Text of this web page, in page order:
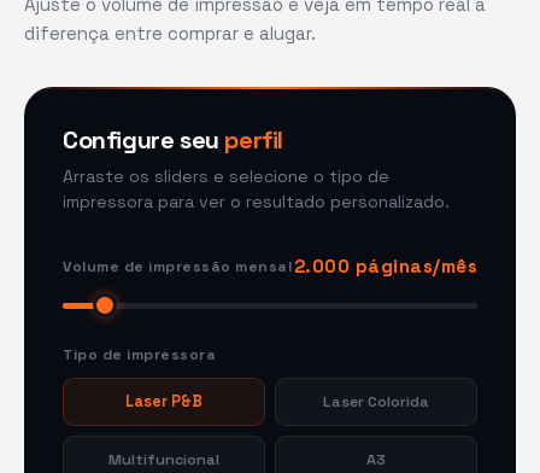
diferença entre comprar e alugar.
Configure seu perfil
Arraste os sliders e selecione o tipo de
impressora para ver o resultado personalizado.
Volume de impressão mensal2.000 páginas/mês
Tipo de impressora
Laser P&B Laser Colorida
Multifuncional A3